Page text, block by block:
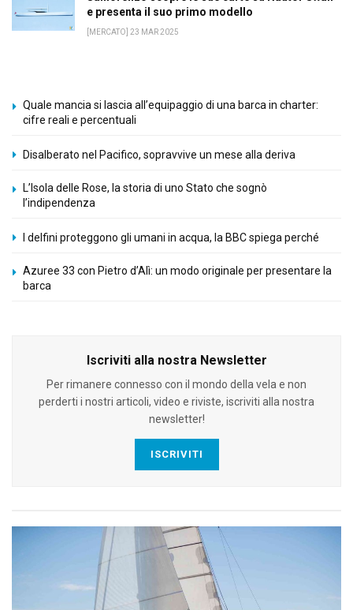
e presenta il suo primo modello
[MERCATO] 23 MAR 2025
Quale mancia si lascia all’equipaggio di una barca in charter:
cifre reali e percentuali
Disalberato nel Pacifico, sopravvive un mese alla deriva
L’Isola delle Rose, la storia di uno Stato che sognò
l’indipendenza
I delfini proteggono gli umani in acqua, la BBC spiega perché
Azuree 33 con Pietro d’Alì: un modo originale per presentare la
barca
Iscriviti alla nostra Newsletter
Per rimanere connesso con il mondo della vela e non
perderti i nostri articoli, video e riviste, iscriviti alla nostra
newsletter!
ISCRIVITI